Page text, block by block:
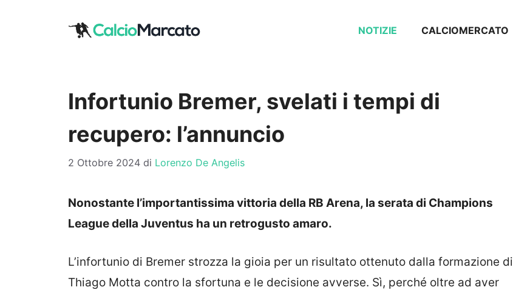
NOTIZIE CALCIOMERCATO
Infortunio Bremer, svelati i tempi di
recupero: l’annuncio
2 Ottobre 2024 di Lorenzo De Angelis
Nonostante l’importantissima vittoria della RB Arena, la serata di Champions
League della Juventus ha un retrogusto amaro.
L’infortunio di Bremer strozza la gioia per un risultato ottenuto dalla formazione di
Thiago Motta contro la sfortuna e le decisione avverse. Sì, perché oltre ad aver